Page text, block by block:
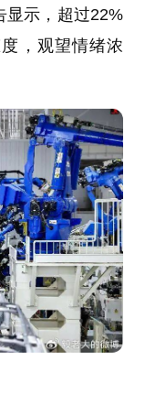
显示，超过22%
，观望情绪浓